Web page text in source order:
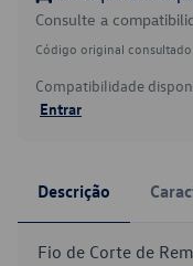
Consulte a
Código original consultado:
Compatibilidade
Entrar
Descrição
Fio de Corte de